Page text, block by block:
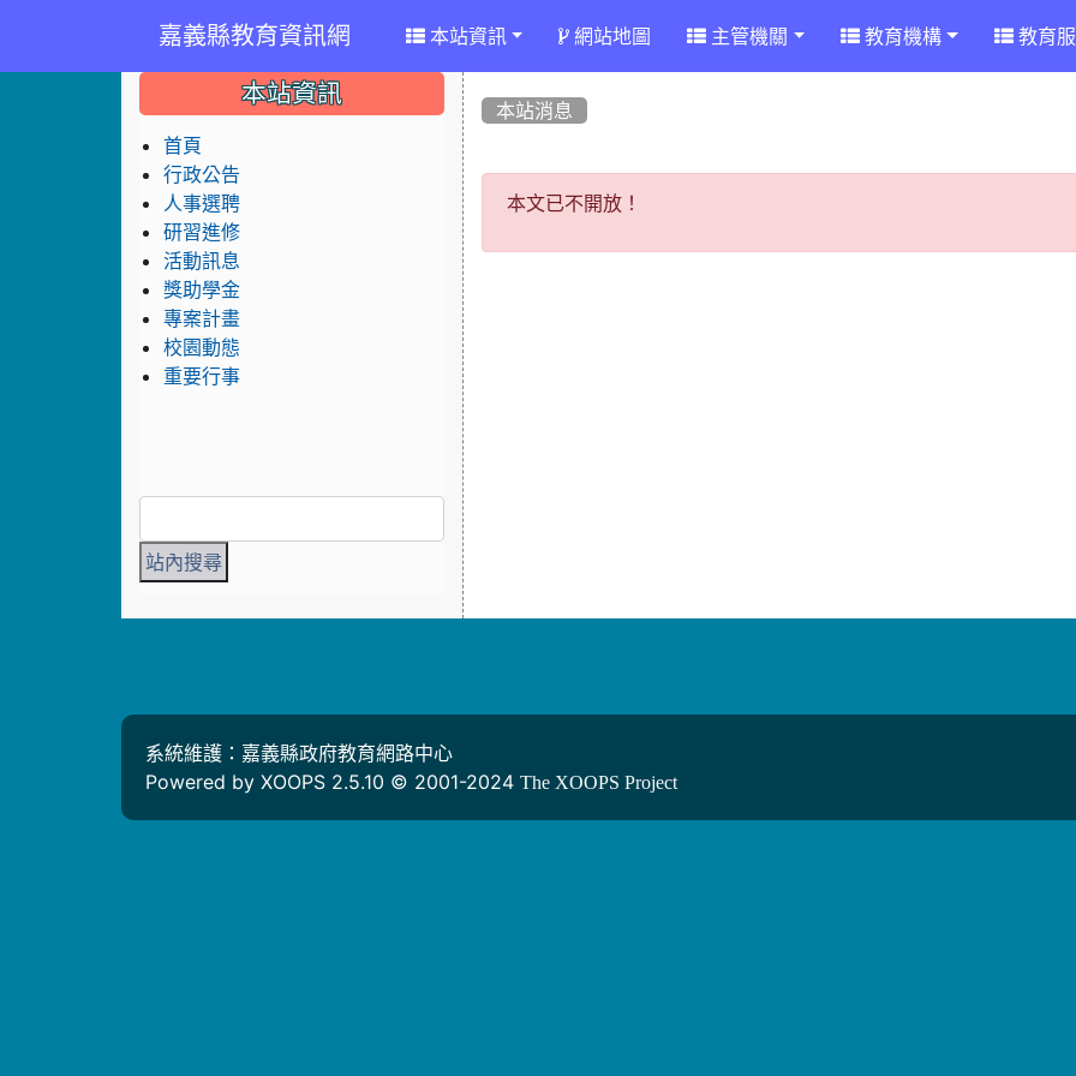
嘉義縣教育資訊網 本站資訊 網站地圖 主管機關 教育機構 教育
本站消息
本文已不開放！
本文已不開放！
::: 本站資訊
首頁
行政公告
人事選聘
研習進修
活動訊息
獎助學金
專案計畫
校園動態
重要行事
系統維護：嘉義縣政府教育網路中心
Powered by XOOPS 2.5.10 © 2001-2024 The XOOPS Project